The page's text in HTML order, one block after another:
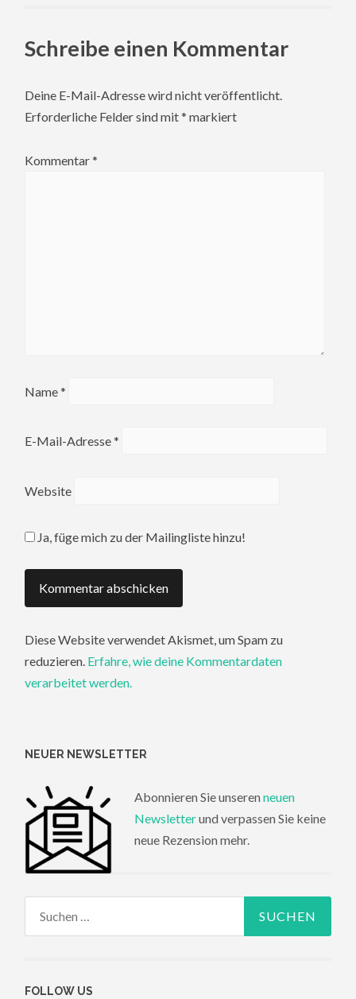
Schreibe einen Kommentar
Deine E-Mail-Adresse wird nicht veröffentlicht.
Erforderliche Felder sind mit* markiert
Kommentar*
Name*
E-Mail-Adresse*
Website
Ja, füge mich zu der Mailingliste hinzu!
Diese Website verwendet Akismet, um Spam zu
reduzieren. Erfahre, wie deine Kommentardaten
verarbeitet werden.
NEUER NEWSLETTER
Abonnieren Sie unseren neuen
Newsletterund verpassen Sie keine
neue Rezension mehr.
FOLLOW US